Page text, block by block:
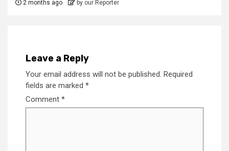
2 months ago by our Reporter
Leave a Reply
Your email address will not be published. Required
fields are marked *
Comment *